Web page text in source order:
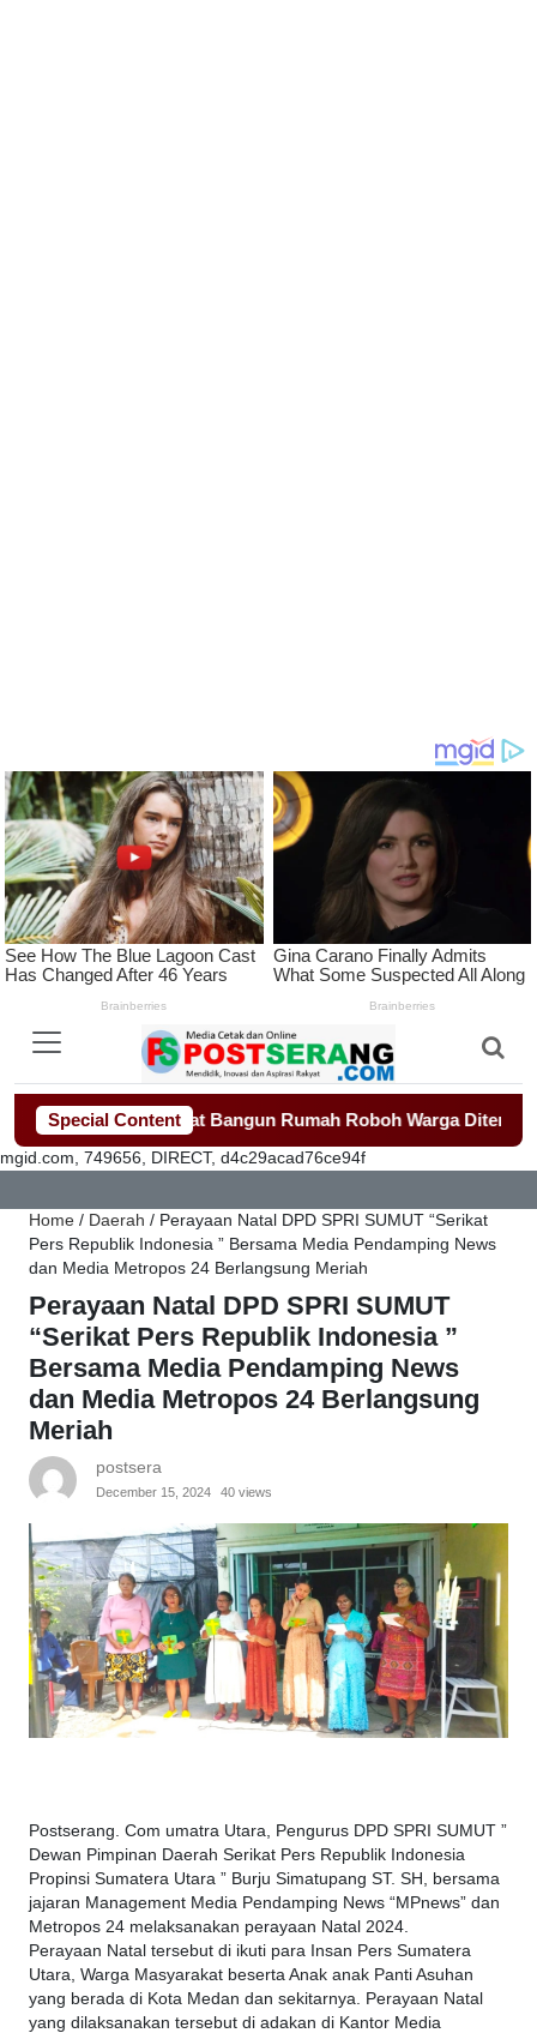
Special Content
Gerak Cepat Bangun Rumah Roboh Warga Diterjang Puting
mgid.com, 749656, DIRECT, d4c29acad76ce94f
Home / Daerah / Perayaan Natal DPD SPRI SUMUT “Serikat
Pers Republik Indonesia ” Bersama Media Pendamping News
dan Media Metropos 24 Berlangsung Meriah
Perayaan Natal DPD SPRI SUMUT
“Serikat Pers Republik Indonesia ”
Bersama Media Pendamping News
dan Media Metropos 24 Berlangsung
Meriah
postsera
December 15, 2024 40 views
Postserang. Com umatra Utara, Pengurus DPD SPRI SUMUT ”
Dewan Pimpinan Daerah Serikat Pers Republik Indonesia
Propinsi Sumatera Utara ” Burju Simatupang ST. SH, bersama
jajaran Management Media Pendamping News “MPnews” dan
Metropos 24 melaksanakan perayaan Natal 2024.
Perayaan Natal tersebut di ikuti para Insan Pers Sumatera
Utara, Warga Masyarakat beserta Anak anak Panti Asuhan
yang berada di Kota Medan dan sekitarnya. Perayaan Natal
yang dilaksanakan tersebut di adakan di Kantor Media